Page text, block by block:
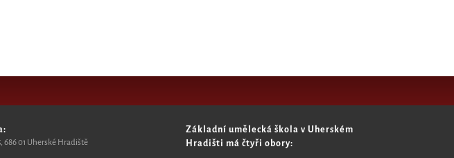
686 01 Uherské Hradiště
Základní umělecká škola v Uherském
Hradišti má čtyři obory: